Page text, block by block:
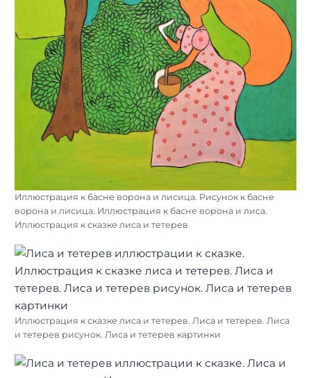
Иллюстрация к басне ворона и лисица. Рисунок к басне
ворона и лисица. Иллюстрация к басне ворона и лиса.
Иллюстрация к сказке лиса и тетерев
Иллюстрация к сказке лиса и тетерев. Лиса и тетерев. Лиса
и тетерев рисунок. Лиса и тетерев картинки